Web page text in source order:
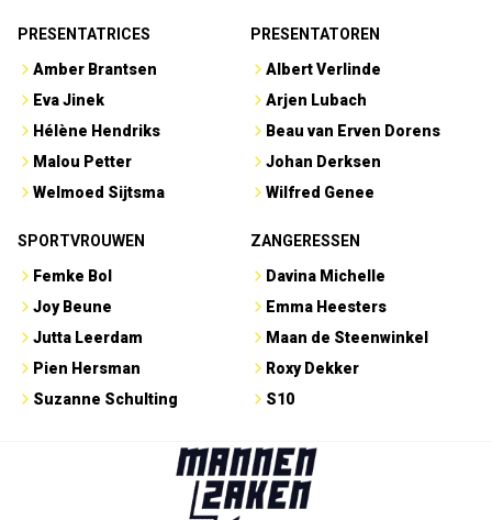
PRESENTATRICES
Amber Brantsen
Eva Jinek
Hélène Hendriks
Malou Petter
Welmoed Sijtsma
PRESENTATOREN
Albert Verlinde
Arjen Lubach
Beau van Erven Dorens
Johan Derksen
Wilfred Genee
SPORTVROUWEN
Femke Bol
Joy Beune
Jutta Leerdam
Pien Hersman
Suzanne Schulting
ZANGERESSEN
Davina Michelle
Emma Heesters
Maan de Steenwinkel
Roxy Dekker
S10